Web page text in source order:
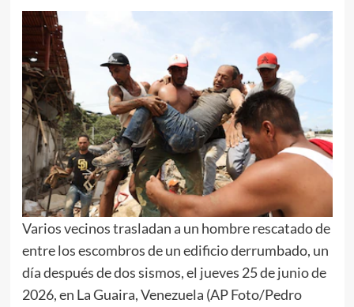
Varios vecinos trasladan a un hombre rescatado de
entre los escombros de un edificio derrumbado, un
día después de dos sismos, el jueves 25 de junio de
2026, en La Guaira, Venezuela (AP Foto/Pedro